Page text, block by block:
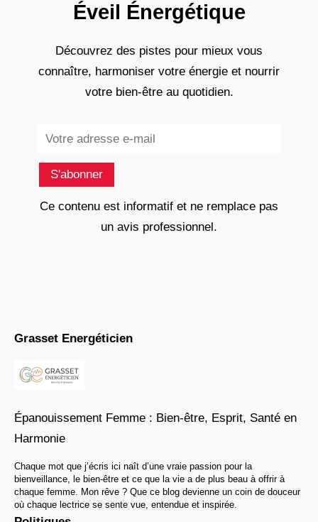
Éveil Énergétique
Découvrez des pistes pour mieux vous
connaître, harmoniser votre énergie et nourrir
votre bien-être au quotidien.
S'abonner
Ce contenu est informatif et ne remplace pas
un avis professionnel.
Grasset Energéticien
Épanouissement Femme : Bien-être, Esprit, Santé en
Harmonie
Chaque mot que j’écris ici naît d’une vraie passion pour la
bienveillance, le bien-être et ce que la vie a de plus beau à offrir à
chaque femme. Mon rêve ? Que ce blog devienne un coin de douceur
où chaque lectrice se sente vue, entendue et inspirée.